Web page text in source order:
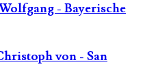
- Bayerische
von - San